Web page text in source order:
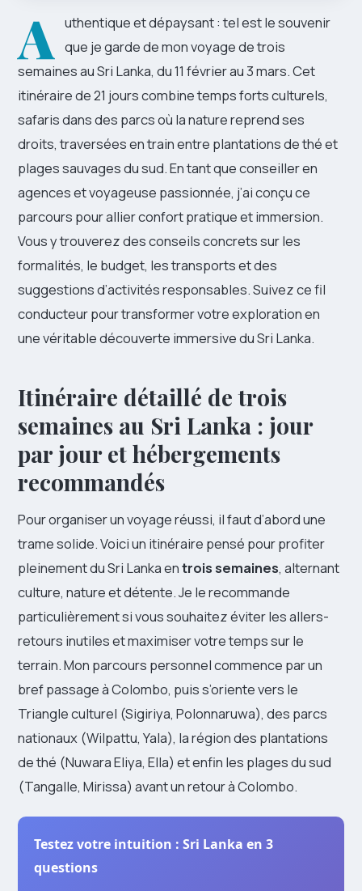
A uthentique et dépaysant : tel est le souvenir
que je garde de mon voyage de trois
semaines au Sri Lanka, du 11 février au 3 mars. Cet
itinéraire de 21 jours combine temps forts culturels,
safaris dans des parcs où la nature reprend ses
droits, traversées en train entre plantations de thé et
plages sauvages du sud. En tant que conseiller en
agences et voyageuse passionnée, j’ai conçu ce
parcours pour allier confort pratique et immersion.
Vous y trouverez des conseils concrets sur les
formalités, le budget, les transports et des
suggestions d’activités responsables. Suivez ce fil
conducteur pour transformer votre exploration en
une véritable découverte immersive du Sri Lanka.
Itinéraire détaillé de trois
semaines au Sri Lanka : jour
par jour et hébergements
recommandés
Pour organiser un voyage réussi, il faut d’abord une
trame solide. Voici un itinéraire pensé pour profiter
pleinement du Sri Lanka entrois semaines, alternant
culture, nature et détente. Je le recommande
particulièrement si vous souhaitez éviter les allers-
retours inutiles et maximiser votre temps sur le
terrain. Mon parcours personnel commence par un
bref passage à Colombo, puis s’oriente vers le
Triangle culturel (Sigiriya, Polonnaruwa), des parcs
nationaux (Wilpattu, Yala), la région des plantations
de thé (Nuwara Eliya, Ella) et enfin les plages du sud
(Tangalle, Mirissa) avant un retour à Colombo.
Testez votre intuition : Sri Lanka en 3
questions